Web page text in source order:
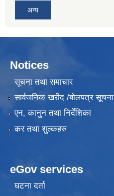
अन्य
Notices
सूचना तथा समाचार
सार्वजनिक खरीद /बोलपत्र सूचना
एन, कानुन तथा निर्देशिका
कर तथा शुल्कहरु
eGov services
घटना दर्ता